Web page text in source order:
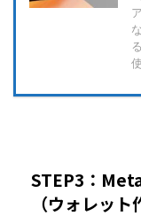
STEP3：
（ウォレッ